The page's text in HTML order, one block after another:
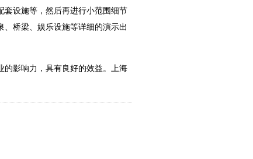
套设施等，然后再进行小范围细节
桥梁、娱乐设施等详细的演示出
的影响力，具有良好的效益。上海